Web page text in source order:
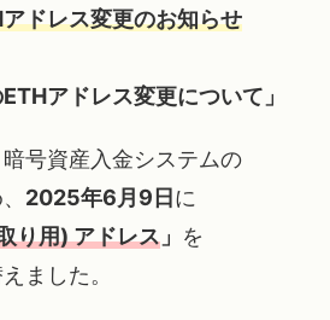
ドレス変更のお知らせ
アドレス変更について」
号資産入金システムの
2025年6月9日 に
り用) アドレス 」 を
ました。